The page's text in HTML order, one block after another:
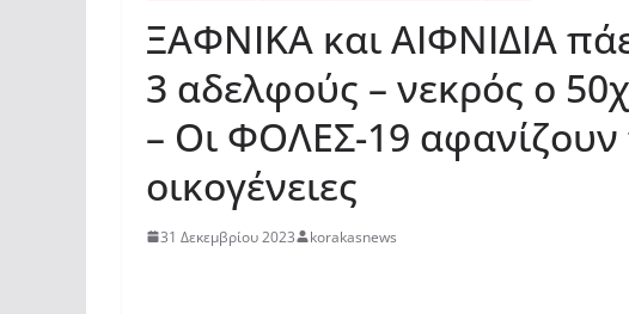
ΞΑΦΝΙΚΑ και ΑΙΦΝΙΔΙΑ
3 αδελφούς – νεκρός ο
– Οι ΦΟΛΕΣ-19 αφανίζουν
οικογένειες
31 Δεκεμβρίου 2023 korakasnews